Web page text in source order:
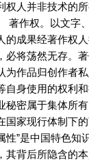
人并非技术的
著作权。以文字
成果经著作权
将荡然无存。
作品归创作者
身使用的权利
密属于集体所
家现行体制下
”是中国特色
背后所隐含的